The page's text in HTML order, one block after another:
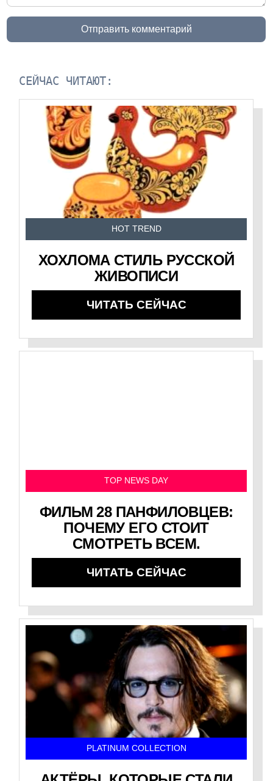
Отправить комментарий
СЕЙЧАС ЧИТАЮТ:
HOT TREND
ХОХЛОМА СТИЛЬ РУССКОЙ
ЖИВОПИСИ
ЧИТАТЬ СЕЙЧАС
TOP NEWS DAY
ФИЛЬМ 28 ПАНФИЛОВЦЕВ:
ПОЧЕМУ ЕГО СТОИТ
СМОТРЕТЬ ВСЕМ.
ЧИТАТЬ СЕЙЧАС
PLATINUM COLLECTION